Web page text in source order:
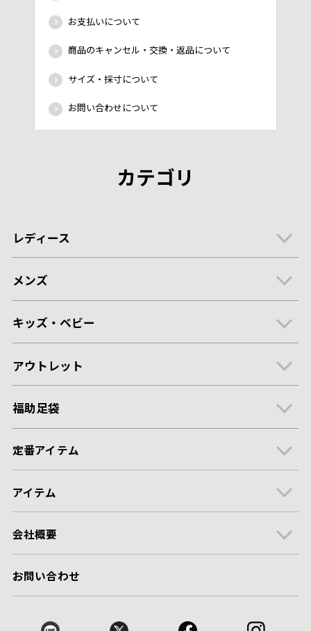
お支払いについて
商品のキャンセル・交換・返品について
サイズ・採寸について
お問い合わせについて
カテゴリ
レディース
メンズ
キッズ・ベビー
アウトレット
福助足袋
定番アイテム
アイテム
会社概要
お問い合わせ